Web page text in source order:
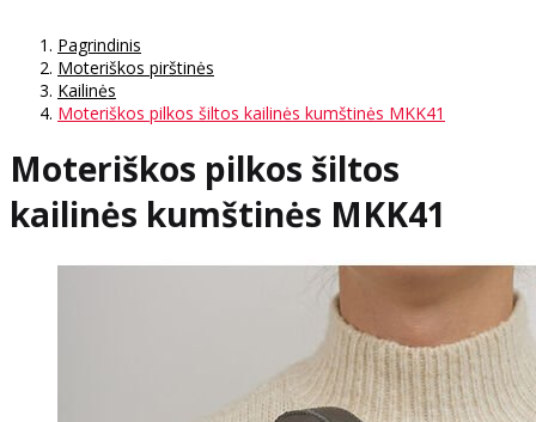
Pagrindinis
Moteriškos pirštinės
Kailinės
Moteriškos pilkos šiltos kailinės kumštinės MKK41
Moteriškos pilkos šiltos
kailinės kumštinės MKK41